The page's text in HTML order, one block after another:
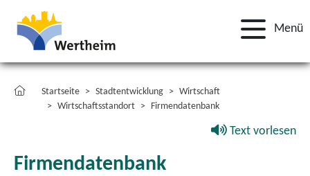
Menü
Startseite Stadtentwicklung
Wirtschaft
Wirtschaftsstandort
Firmendatenbank
Text vorlesen
Firmendatenbank